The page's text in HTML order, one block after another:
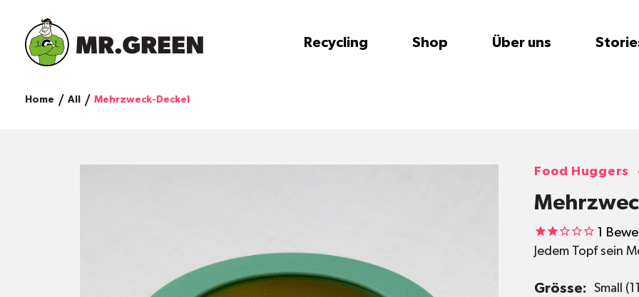
Recycling Shop Über uns
Home All Mehrzweck-Deckel
Food Huggers
1
Jedem Topf sein
Grösse: Small